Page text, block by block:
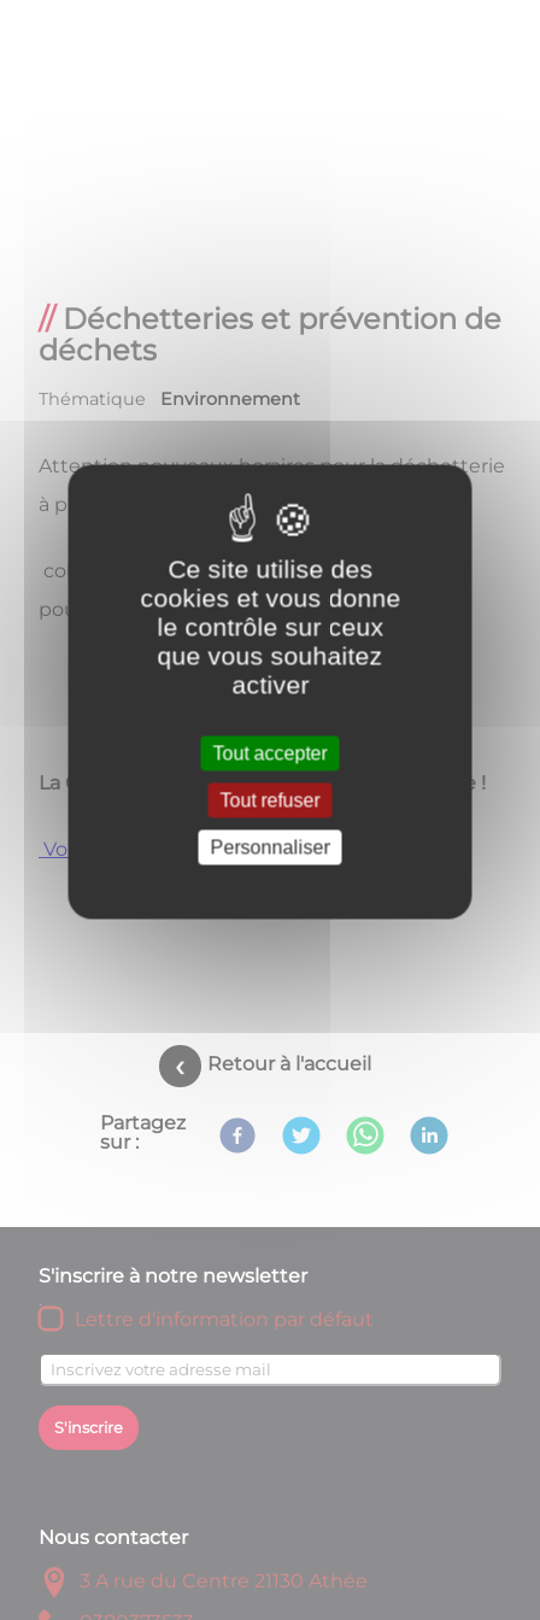
Déchetteries et prévention de
déchets
Thématique Environnement
Attention nouveaux horaires pour la déchetterie
à partir du 1février 2025 !c'est ici
collecte des déchets, poubelle jaune et
poubelle verte :Collecte des déchets 202
La Communauté de Commune vous informe !
Voir le programme
Retour à l'accueil
Partagez
sur :
S'inscrire à notre newsletter
Lettre d'information par défaut
S'inscrire
Nous contacter
3 A rue du Centre 21130 Athée
Ce site utilise des
cookies et vous donne
le contrôle sur ceux
que vous souhaitez
activer
Tout accepter
Tout refuser
Personnaliser